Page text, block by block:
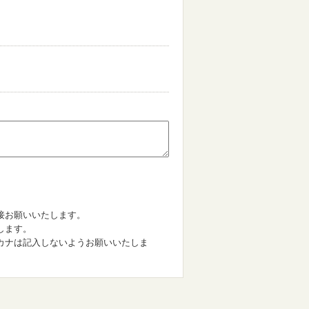
願いいたします。
す。
は記入しないようお願いいたしま